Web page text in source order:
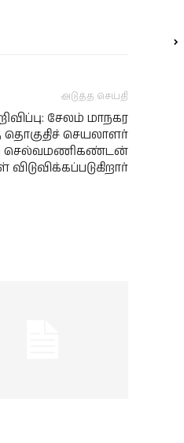
அடுத்த செய்தி
சேலம் மாநகர
தொகுதிச் செயலாளர்
செல்வமணிகண்டன்